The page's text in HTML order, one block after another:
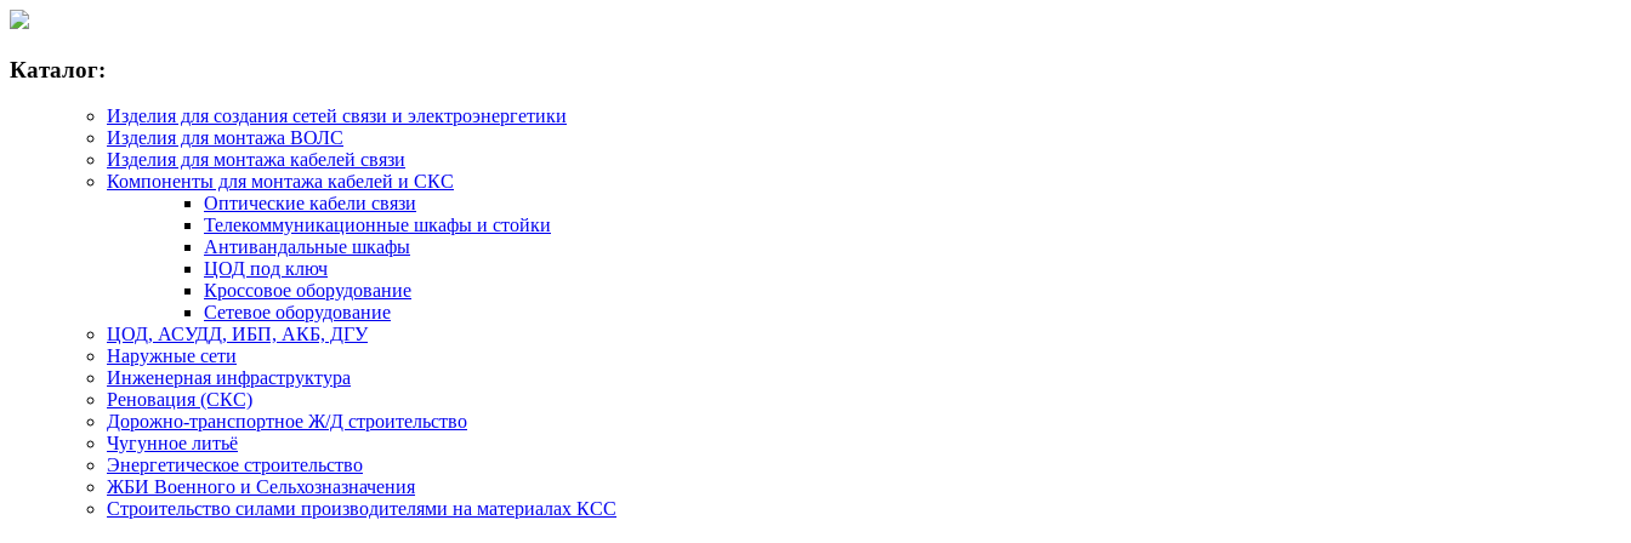
Каталог:
Изделия для создания сетей связи и электроэнергетики
Изделия для монтажа ВОЛС
Изделия для монтажа кабелей связи
Компоненты для монтажа кабелей и СКС
Оптические кабели связи
Телекоммуникационные шкафы и стойки
Антивандальные шкафы
ЦОД под ключ
Кроссовое оборудование
Сетевое оборудование
ЦОД, АСУДД, ИБП, АКБ, ДГУ
Наружные сети
Инженерная инфраструктура
Реновация (СКС)
Дорожно-транспортное Ж/Д строительство
Чугунное литьё
Энергетическое строительство
ЖБИ Военного и Сельхозназначения
Строительство силами производителями на материалах КСС